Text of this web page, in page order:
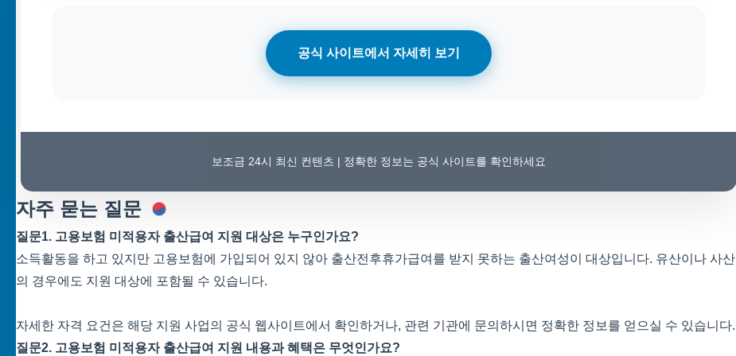
공식 사이트에서 자세히 보기
보조금 24시 최신 컨텐츠 | 정확한 정보는 공식 사이트를 확인하세요
자주 묻는 질문
질문1. 고용보험 미적용자 출산급여 지원 대상은 누구인가요?
소득활동을 하고 있지만 고용보험에 가입되어 있지 않아 출산전후휴가급여를 받지 못하는 출산여성이 대상입니다. 유산이나 사산
의 경우에도 지원 대상에 포함될 수 있습니다.
자세한 자격 요건은 해당 지원 사업의 공식 웹사이트에서 확인하거나, 관련 기관에 문의하시면 정확한 정보를 얻으실 수 있습니다.
질문2. 고용보험 미적용자 출산급여 지원 내용과 혜택은 무엇인가요?